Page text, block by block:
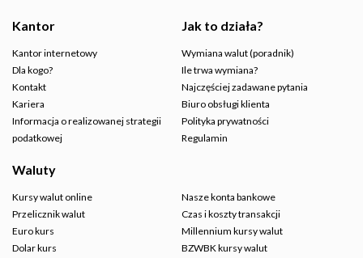
Kantor
Kantor internetowy
Dla kogo?
Kontakt
Kariera
Informacja o realizowanej strategii
podatkowej
Jak to działa?
Wymiana walut (poradnik)
Ile trwa wymiana?
Najczęściej zadawane pytania
Biuro obsługi klienta
Polityka prywatności
Regulamin
Waluty
Kursy walut online
Przelicznik walut
Euro kurs
Dolar kurs
Nasze konta bankowe
Czas i koszty transakcji
Millennium kursy walut
BZWBK kursy walut